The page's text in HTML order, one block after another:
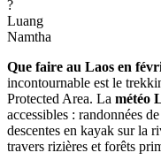
?
Luang
Namtha
Que faire au Laos en
incontournable est le
Protected Area. La météo
accessibles : randonnées
descentes en kayak sur la
travers rizières et forêts